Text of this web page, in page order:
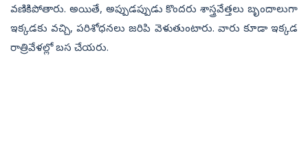
వణికిపోతారు. అయితే, అప్పుడప్పుడు కొందరు శాస్త్రవేత్తలు బృందాలుగా
ఇక్కడకు వచ్చి, పరిశోధనలు జరిపి వెళుతుంటారు. వారు కూడా ఇక్కడ
రాత్రివేళల్లో బస చేయరు.